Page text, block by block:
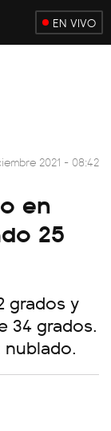
EN VIVO
2021 - 08:42
en
25
grados y
34 grados.
nublado.